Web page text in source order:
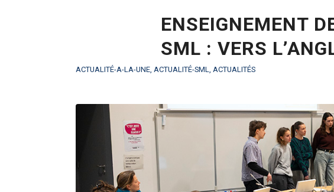
ENSEIGNEMENT
SML : VERS
ACTUALITÉ-A-LA-UNE, ACTUALITÉ-SML, ACTUALITÉS